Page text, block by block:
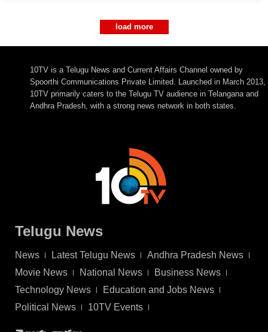
load more
10TV is a Telugu News and Current Affairs Channel owned by
Spoorthi Communications Private Limited. Launched in March 2013,
10TV primarily caters to the Telugu TV audience in Telangana and
Andhra Pradesh, with a strong news network in both states.
Telugu News
News Latest Telugu News
Andhra Pradesh News
Movie News
National News
Business News
Technology News
Education and Jobs News
Political News
10TV Events